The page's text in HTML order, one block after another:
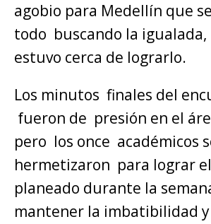
agobio para Medellín que
todo buscando la igualada,
estuvo cerca de lograrlo.
Los minutos finales del
fueron de presión en el
pero los once académicos
hermetizaron para lograr
planeado durante la
mantener la imbatibilidad